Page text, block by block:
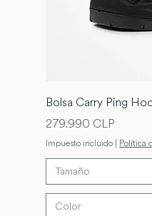
Bolsa Carry Ping
Precio
279.990 CLP
Impuesto incluido | Política
Tamaño
Color